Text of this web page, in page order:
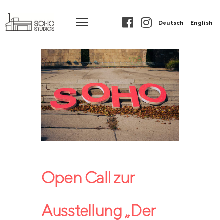
Deutsch English
Open Call zur
Ausstellung „Der